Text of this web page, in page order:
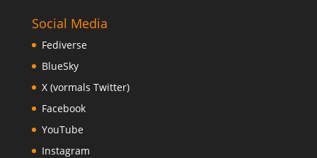
Social Media
Fediverse
BlueSky
X (vormals Twitter)
Facebook
YouTube
Instagram